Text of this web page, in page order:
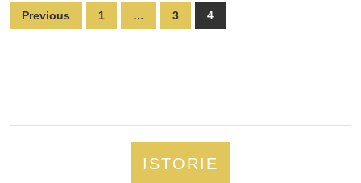
Posts
pagination
Previous 1 … 3 4
ISTORIE